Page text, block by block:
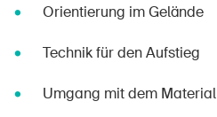
Orientierung im Gelände
Technik für den Aufstieg
Umgang mit dem Material